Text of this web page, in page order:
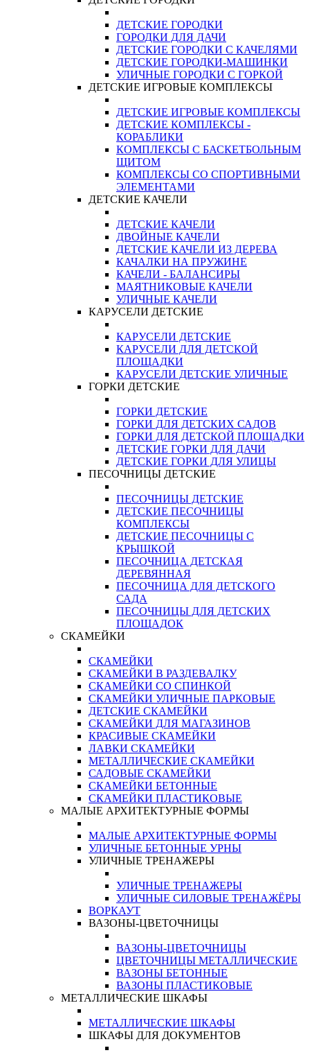
ДЕТСКИЕ ГОРОДКИ
ГОРОДКИ ДЛЯ ДАЧИ
ДЕТСКИЕ ГОРОДКИ С КАЧЕЛЯМИ
ДЕТСКИЕ ГОРОДКИ-МАШИНКИ
УЛИЧНЫЕ ГОРОДКИ С ГОРКОЙ
ДЕТСКИЕ ИГРОВЫЕ КОМПЛЕКСЫ
ДЕТСКИЕ ИГРОВЫЕ КОМПЛЕКСЫ
ДЕТСКИЕ КОМПЛЕКСЫ -
КОРАБЛИКИ
КОМПЛЕКСЫ С БАСКЕТБОЛЬНЫМ
ЩИТОМ
КОМПЛЕКСЫ СО СПОРТИВНЫМИ
ЭЛЕМЕНТАМИ
ДЕТСКИЕ КАЧЕЛИ
ДЕТСКИЕ КАЧЕЛИ
ДВОЙНЫЕ КАЧЕЛИ
ДЕТСКИЕ КАЧЕЛИ ИЗ ДЕРЕВА
КАЧАЛКИ НА ПРУЖИНЕ
КАЧЕЛИ - БАЛАНСИРЫ
МАЯТНИКОВЫЕ КАЧЕЛИ
УЛИЧНЫЕ КАЧЕЛИ
КАРУСЕЛИ ДЕТСКИЕ
КАРУСЕЛИ ДЕТСКИЕ
КАРУСЕЛИ ДЛЯ ДЕТСКОЙ
ПЛОЩАДКИ
КАРУСЕЛИ ДЕТСКИЕ УЛИЧНЫЕ
ГОРКИ ДЕТСКИЕ
ГОРКИ ДЕТСКИЕ
ГОРКИ ДЛЯ ДЕТСКИХ САДОВ
ГОРКИ ДЛЯ ДЕТСКОЙ ПЛОЩАДКИ
ДЕТСКИЕ ГОРКИ ДЛЯ ДАЧИ
ДЕТСКИЕ ГОРКИ ДЛЯ УЛИЦЫ
ПЕСОЧНИЦЫ ДЕТСКИЕ
ПЕСОЧНИЦЫ ДЕТСКИЕ
ДЕТСКИЕ ПЕСОЧНИЦЫ
КОМПЛЕКСЫ
ДЕТСКИЕ ПЕСОЧНИЦЫ С
КРЫШКОЙ
ПЕСОЧНИЦА ДЕТСКАЯ
ДЕРЕВЯННАЯ
ПЕСОЧНИЦА ДЛЯ ДЕТСКОГО
САДА
ПЕСОЧНИЦЫ ДЛЯ ДЕТСКИХ
ПЛОЩАДОК
СКАМЕЙКИ
СКАМЕЙКИ
СКАМЕЙКИ В РАЗДЕВАЛКУ
СКАМЕЙКИ СО СПИНКОЙ
СКАМЕЙКИ УЛИЧНЫЕ ПАРКОВЫЕ
ДЕТСКИЕ СКАМЕЙКИ
СКАМЕЙКИ ДЛЯ МАГАЗИНОВ
КРАСИВЫЕ СКАМЕЙКИ
ЛАВКИ СКАМЕЙКИ
МЕТАЛЛИЧЕСКИЕ СКАМЕЙКИ
САДОВЫЕ СКАМЕЙКИ
СКАМЕЙКИ БЕТОННЫЕ
СКАМЕЙКИ ПЛАСТИКОВЫЕ
МАЛЫЕ АРХИТЕКТУРНЫЕ ФОРМЫ
МАЛЫЕ АРХИТЕКТУРНЫЕ ФОРМЫ
УЛИЧНЫЕ БЕТОННЫЕ УРНЫ
УЛИЧНЫЕ ТРЕНАЖЕРЫ
УЛИЧНЫЕ ТРЕНАЖЕРЫ
УЛИЧНЫЕ СИЛОВЫЕ ТРЕНАЖЁРЫ
ВОРКАУТ
ВАЗОНЫ-ЦВЕТОЧНИЦЫ
ВАЗОНЫ-ЦВЕТОЧНИЦЫ
ЦВЕТОЧНИЦЫ МЕТАЛЛИЧЕСКИЕ
ВАЗОНЫ БЕТОННЫЕ
ВАЗОНЫ ПЛАСТИКОВЫЕ
МЕТАЛЛИЧЕСКИЕ ШКАФЫ
МЕТАЛЛИЧЕСКИЕ ШКАФЫ
ШКАФЫ ДЛЯ ДОКУМЕНТОВ